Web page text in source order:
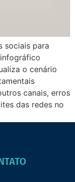
sociais para
o cenário
canais, erros
das redes no